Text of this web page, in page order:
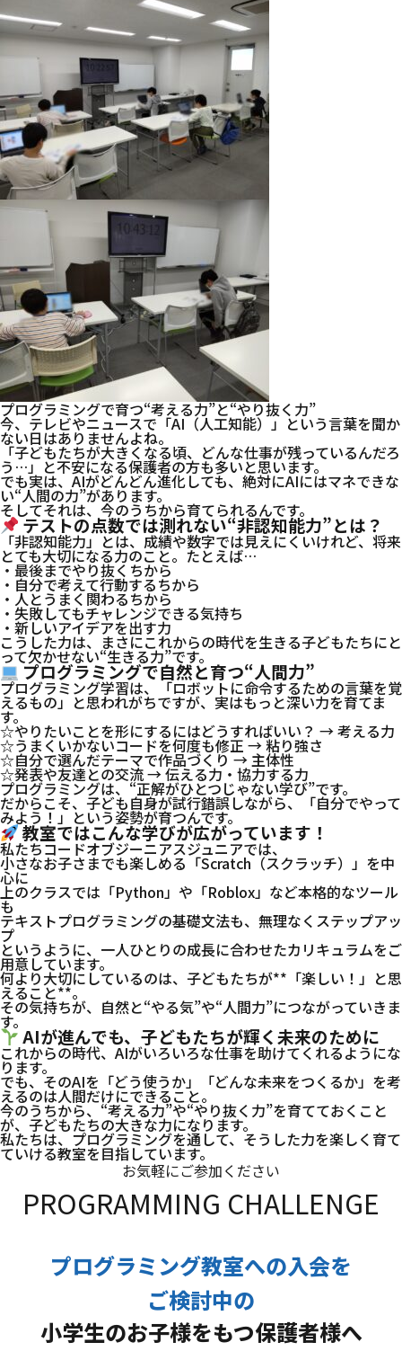
プログラミングで育つ“考える力”と“やり抜く力”
今、テレビやニュースで「AI（人工知能）」という言葉を聞か
ない日はありませんよね。
「子どもたちが大きくなる頃、どんな仕事が残っているんだろ
う…」と不安になる保護者の方も多いと思います。
でも実は、AIがどんどん進化しても、絶対にAIにはマネできな
い“人間の力”があります。
そしてそれは、今のうちから育てられるんです。
テストの点数では測れない“非認知能力”とは？
「非認知能力」とは、成績や数字では見えにくいけれど、将来
とても大切になる力のこと。たとえば…
・最後までやり抜くちから
・自分で考えて行動するちから
・人とうまく関わるちから
・失敗してもチャレンジできる気持ち
・新しいアイデアを出す力
こうした力は、まさにこれからの時代を生きる子どもたちにと
って欠かせない“生きる力”です。
プログラミングで自然と育つ“人間力”
プログラミング学習は、「ロボットに命令するための言葉を覚
えるもの」と思われがちですが、実はもっと深い力を育てま
す。
☆やりたいことを形にするにはどうすればいい？ → 考える力
☆うまくいかないコードを何度も修正 → 粘り強さ
☆自分で選んだテーマで作品づくり → 主体性
☆発表や友達との交流 → 伝える力・協力する力
プログラミングは、“正解がひとつじゃない学び”です。
だからこそ、子ども自身が試行錯誤しながら、「自分でやって
みよう！」という姿勢が育つんです。
教室ではこんな学びが広がっています！
私たちコードオブジーニアスジュニアでは、
小さなお子さまでも楽しめる「Scratch（スクラッチ）」を中
心に
上のクラスでは「Python」や「Roblox」など本格的なツール
も
テキストプログラミングの基礎文法も、無理なくステップアッ
プ
というように、一人ひとりの成長に合わせたカリキュラムをご
用意しています。
何より大切にしているのは、子どもたちが**「楽しい！」と思
えること**。
その気持ちが、自然と“やる気”や“人間力”につながっていきま
す。
AIが進んでも、子どもたちが輝く未来のために
これからの時代、AIがいろいろな仕事を助けてくれるようにな
ります。
でも、そのAIを「どう使うか」「どんな未来をつくるか」を考
えるのは人間だけにできること。
今のうちから、“考える力”や“やり抜く力”を育てておくこと
が、子どもたちの大きな力になります。
私たちは、プログラミングを通して、そうした力を楽しく育て
ていける教室を目指しています。
お気軽にご参加ください
PROGRAMMING CHALLENGE
プログラミング教室への入会を
ご検討中の
小学生のお子様をもつ保護者様へ